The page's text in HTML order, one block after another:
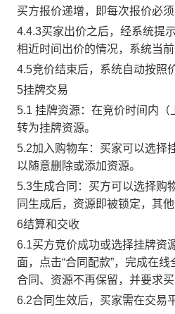
买方报价递增，即每次报价必
4.4.3买家出价之后，经系统提
相近时间出价的情况，系统当
4.5竞价结束后，系统自动按照
5挂牌交易
5.1 挂牌资源：在竞价时间内
转为挂牌资源。
5.2加入购物车：买家可以选择
以随意删除或添加资源。
5.3生成合同：买方可以选择购
同生成后，资源即被锁定，其他
6结算和交收
6.1买方竞价成功或选择挂牌资
面，点击“合同配款”，完成在
合同、资源不再保留，并要求
6.2合同生效后，买家需在交易